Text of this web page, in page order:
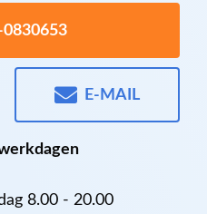
E-MAIL
8.00 - 20.00